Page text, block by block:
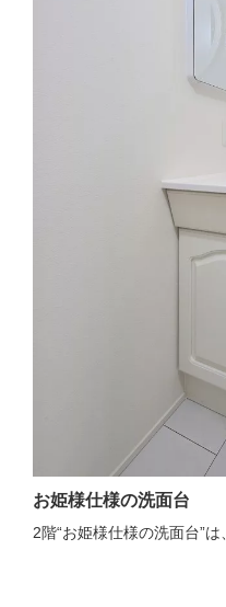
お姫様仕様の洗面台
2階“お姫様仕様の洗面台”